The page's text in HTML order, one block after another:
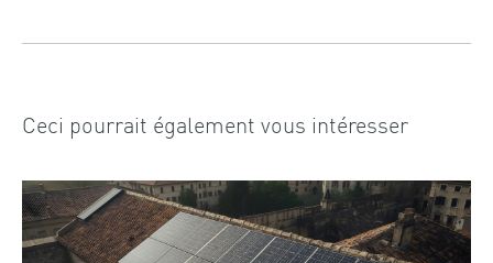
Ceci pourrait également vous intéresser